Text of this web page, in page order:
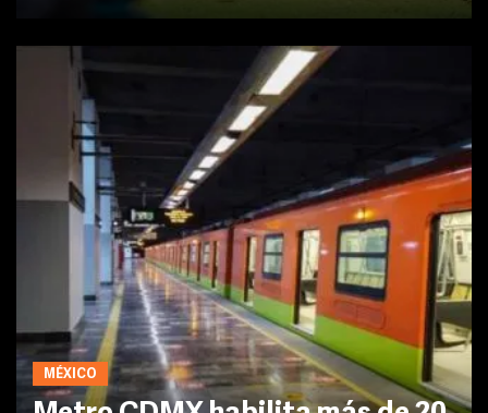
MÉXICO